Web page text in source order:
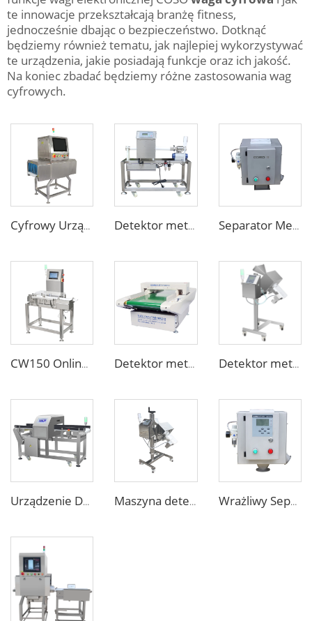
te innowacje przekształcają branżę fitness,
jednocześnie dbając o bezpieczeństwo. Dotknąć
będziemy również tematu, jak najlepiej wykorzystywać
te urządzenia, jakie posiadają funkcje oraz ich jakość.
Na koniec zbadać będziemy różne zastosowania wag
cyfrowych.
Cyfrowy Urządzenie Rentgenowskie do Badania Opakowań Żywnościowych, Toreb, Butelek i Słoików Detektor metali dla rurociągów przeznaczony do wykrywania metali w ciekłych produktach spożywczych, pasty, sosu Separator Metali dla Maszyn Iniekcyjnych do Tworzyw Sztucznych z Głowicą Wolnego Spadku
CW150 Online Maszyna sortująca wagę dynamicznie dla przemysłu spożywczego Detektor metali i igieł dla gotowych produktów, bielizny, skarpetek i butów Detektor metali dla tabletek, kapsułek i leków w przemyśle farmaceutycznym
Urządzenie Detekcji Metali dla Przemysłu Przetwarzania Żywności Maszyna detekcyjna do wykrywania metali w tabletkach i pigułkach w aptece Wrażliwy Separator Metali dla Produktów Spożywczych w Wolnym Spadku dla Granul Tworzyw Sztucznych